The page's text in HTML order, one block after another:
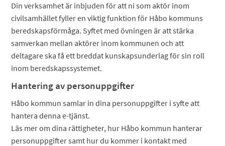
Din verksamhet är inbjuden för att ni som aktör inom
civilsamhället fyller en viktig funktion för Håbo kommuns
beredskapsförmåga. Syftet med övningen är att stärka
samverkan mellan aktörer inom kommunen och att
deltagare ska få ett breddat kunskapsunderlag för sin roll
inom beredskapssystemet.
Hantering av personuppgifter
Håbo kommun samlar in dina personuppgifter i syfte att
hantera denna e-tjänst.
Läs mer om dina rättigheter, hur Håbo kommun hanterar
personuppgifter samt hur du kommer i kontakt med